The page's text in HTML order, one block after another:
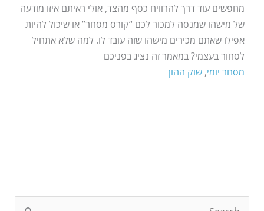
מחפשים עוד דרך להרוויח כסף מהצד, אולי ראיתם איזו מודעה
של מישהו שמנסה למכור לכם “קורס מסחר” או שיכול להיות
אפילו שאתם מכירים מישהו שזה עובד לו. למה שלא אתחיל
לסחור בעצמי? במאמר זה נציג בפניכם
מסחר יומי, שוק ההון